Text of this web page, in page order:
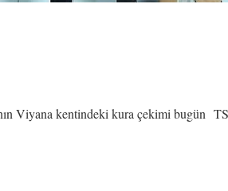
Viyana kentindeki kura çekimi bugün